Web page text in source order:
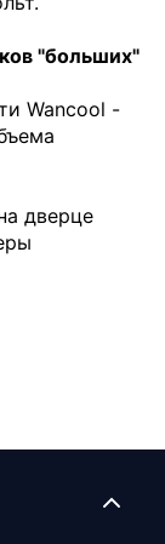
"больших"
Wancool -
дверце